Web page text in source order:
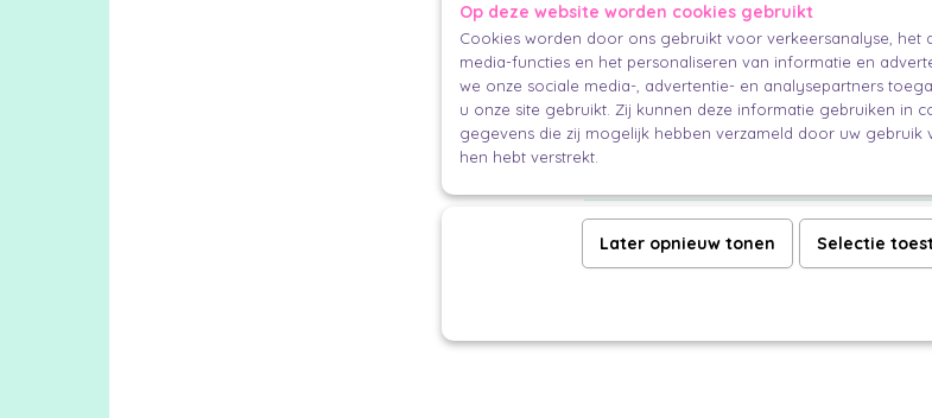
Multifunctioneel:
Perfect voor verjaardagen, slingers, traktaties of om
taart te geven.
Mix & Match Vibes:
Combineer met kleurrijke linten of juist neutrale
Finishing Touch:
Op deze website worden cookies gebruikt
Cookies worden door ons gebruikt voor verkeersanalyse, het
media-functies en het personaliseren van informatie en
we onze sociale media-, advertentie- en analysepartners
u onze site gebruikt. Zij kunnen deze informatie gebruiken in
gegevens die zij mogelijk hebben verzameld door uw gebruik
hen hebt verstrekt.
Later opnieuw tonen Selectie